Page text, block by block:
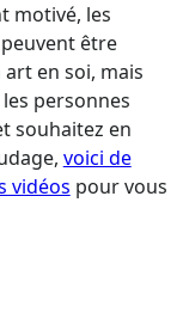
motivé, les
être
en soi, mais
personnes
souhaitez en
voici de
vidéos pour vous